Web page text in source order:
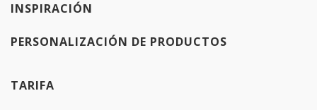
INSPIRACIÓN
PERSONALIZACIÓN DE PRODUCTOS
TARIFA